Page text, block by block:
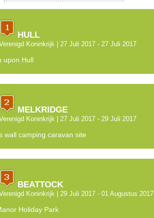
HULL
Koninkrijk| 27 Juli 2017 - 27 Juli 2017
upon Hull
MELKRIDGE
Koninkrijk| 27 Juli 2017 - 29 Juli 2017
wall camping caravan site
BEATTOCK
Koninkrijk| 29 Juli 2017 - 01 Augustus 2017
Holiday Park